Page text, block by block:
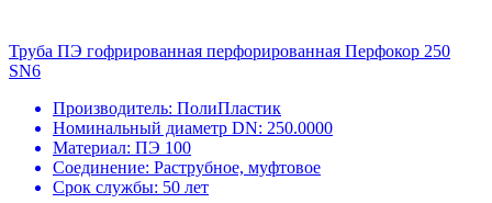
Труба ПЭ гофрированная перфорированная Перфокор 250
SN6
Производитель: ПолиПластик
Номинальный диаметр DN: 250.0000
Материал: ПЭ 100
Соединение: Раструбное, муфтовое
Срок службы: 50 лет